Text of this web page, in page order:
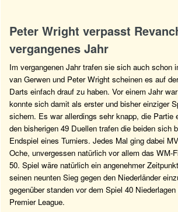
Peter Wright verpasst
vergangenes Jahr
Im vergangenen Jahr trafen sie sich auch schon
van Gerwen und Peter Wright scheinen es auf
Darts einfach drauf zu haben. Vor einem Jahr
konnte sich damit als erster und bisher einziger
sichern. Es war allerdings sehr knapp, die Partie
den bisherigen 49 Duellen trafen die beiden sich
Endspiel eines Turniers. Jedes Mal ging dabei
Oche, unvergessen natürlich vor allem das WM-
50. Spiel wäre natürlich ein angenehmer
seinen neunten Sieg gegen den Niederländer
gegenüber standen vor dem Spiel 40
Premier League.